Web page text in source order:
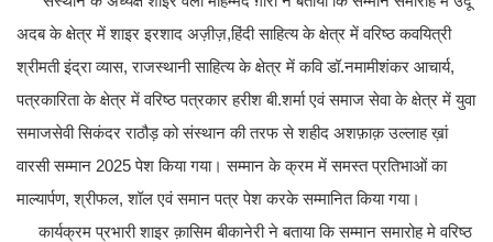
अदब के क्षेत्र में शाइर इरशाद अज़ीज़,हिंदी साहित्य के क्षेत्र में वरिष्ठ कवयित्री
श्रीमती इंद्रा व्यास, राजस्थानी साहित्य के क्षेत्र में कवि डॉ.नमामीशंकर आचार्य,
पत्रकारिता के क्षेत्र में वरिष्ठ पत्रकार हरीश बी.शर्मा एवं समाज सेवा के क्षेत्र में युवा
समाजसेवी सिकंदर राठौड़ को संस्थान की तरफ से शहीद अशफ़ाक़ उल्लाह ख़ां
वारसी सम्मान 2025 पेश किया गया। सम्मान के क्रम में समस्त प्रतिभाओं का
माल्यार्पण, श्रीफल, शॉल एवं समान पत्र पेश करके सम्मानित किया गया।
कार्यक्रम प्रभारी शाइर क़ासिम बीकानेरी ने बताया कि सम्मान समारोह मे वरिष्ठ